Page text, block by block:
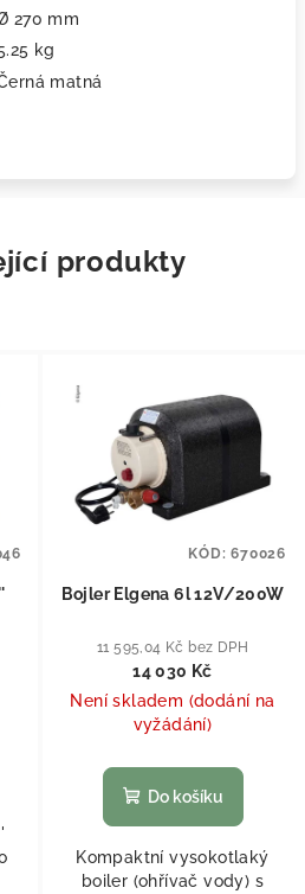
270 mm
kg
matná
produkty
Bojler Elgena 6l 12V/200W
11 595,04 Kč bez DPH
14 030 Kč
Není skladem (dodání na
vyžádání)
Do košíku
Kompaktní vysokotlaký
boiler (ohřívač vody) s
KÓD:670026